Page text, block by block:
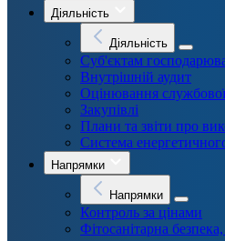
Діяльність
Діяльність
Суб'єктам
Внутрішній аудит
Оцінювання службової
Закупівлі
Плани та звіти про
Система
Напрямки
Напрямки
Контроль за цінами
Фітосанітарна